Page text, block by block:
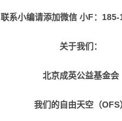
联系小编请添加微信 小F：
关于我们：
北京成英公益基金会
我们的自由天空（OFS